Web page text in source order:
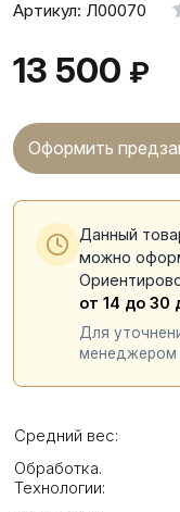
Артикул: Л00070
13 500 ₽
Оформить
Данный
можно
от 14 до 30
Для
менеджером
Средний вес:
Обработка.
Технологии: